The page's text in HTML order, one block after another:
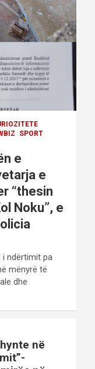
SPORT
e
e
“thesin
Noku”, e
i ndërtimit pa
mënyrë të
dhe
në